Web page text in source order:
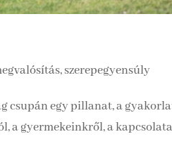
szerepegyensúly
csupán egy pillanat, a
a gyermekeinkről, a